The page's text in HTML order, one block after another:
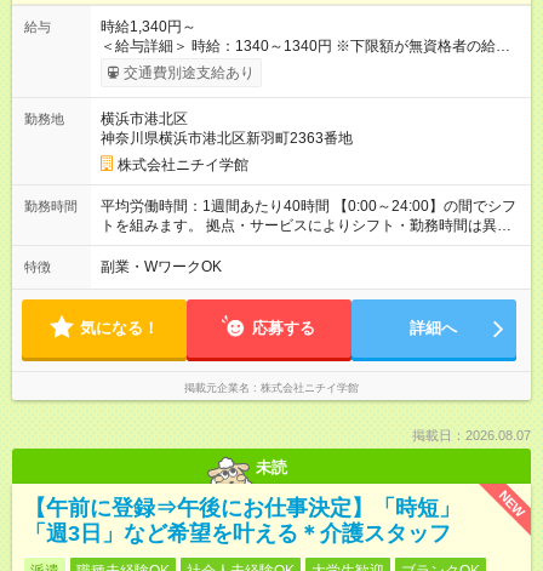
給与
時給1,340円～
＜給与詳細＞ 時給：1340～1340円 ※下限額が無資格者の給与
です。 【試用期間】試用期間あり 試用期間の長さ：3ヶ月 雇用
形態、給与は本採用時と同じです。
交通費別途支給あり
勤務地
横浜市港北区
神奈川県横浜市港北区新羽町2363番地
株式会社ニチイ学館
勤務時間
平均労働時間：1週間あたり40時間 【0:00～24:00】の間でシフ
トを組みます。 拠点・サービスによりシフト・勤務時間は異な
ります。 ＜シフト例＞ 早番：7:30～16:30 日勤：9:00～18:00
遅番：10:30～19:30 夜勤：16:30～翌9:30 ※上記は一例です。
たり40時間 【0:00～24:00】の間でシフトを組みます。 拠点・
サービスによりシフト・勤務時間は異なります。 ＜シフト例＞
早番：7:30～16:30 日勤：9:00～18:00 遅番：10:30～19:30 夜
勤：16:30～翌9:30 ※上記は一例です。 ※勤務日数や時間帯はご
相談ください。
特徴 副業・WワークOK
気になる！ 応募する 詳細へ
掲載元企業名 株式会社ニチイ学館
掲載日：2026.08.07
未読
NEW
【午前に登録⇒午後にお仕事決定】「時短」
「週3日」など希望を叶える＊介護スタッフ